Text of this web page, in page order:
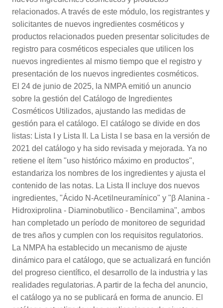
relacionados. A través de este módulo, los registrantes y
solicitantes de nuevos ingredientes cosméticos y
productos relacionados pueden presentar solicitudes de
registro para cosméticos especiales que utilicen los
nuevos ingredientes al mismo tiempo que el registro y
presentación de los nuevos ingredientes cosméticos.
El 24 de junio de 2025, la NMPA emitió un anuncio
sobre la gestión del Catálogo de Ingredientes
Cosméticos Utilizados, ajustando las medidas de
gestión para el catálogo. El catálogo se divide en dos
listas: Lista I y Lista II. La Lista I se basa en la versión de
2021 del catálogo y ha sido revisada y mejorada. Ya no
retiene el ítem "uso histórico máximo en productos",
estandariza los nombres de los ingredientes y ajusta el
contenido de las notas. La Lista II incluye dos nuevos
ingredientes, "Ácido N-Acetilneuramínico" y "β Alanina -
Hidroxiprolina - Diaminobutílico - Bencilamina", ambos
han completado un período de monitoreo de seguridad
de tres años y cumplen con los requisitos regulatorios.
La NMPA ha establecido un mecanismo de ajuste
dinámico para el catálogo, que se actualizará en función
del progreso científico, el desarrollo de la industria y las
realidades regulatorias. A partir de la fecha del anuncio,
el catálogo ya no se publicará en forma de anuncio. El